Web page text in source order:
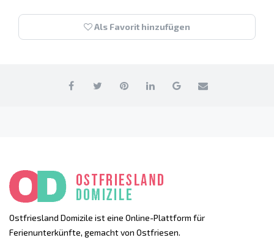
Als Favorit hinzufügen
Ostfriesland Domizile ist eine Online-Plattform für
Ferienunterkünfte, gemacht von Ostfriesen.